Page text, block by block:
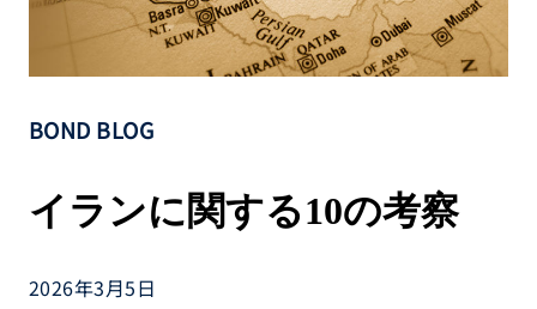
BOND BLOG
イランに関する10の考察
2026年3月5日